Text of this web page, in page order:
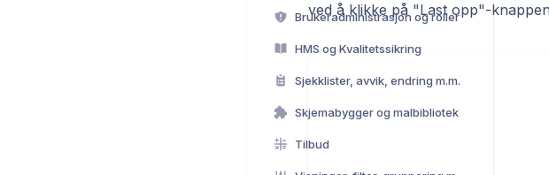
Brukeradministrasjon og roller
HMS og Kvalitetssikring
Sjekklister, avvik, endring m.m.
Skjemabygger og malbibliotek
Tilbud
ved å klikke på "Last opp"-